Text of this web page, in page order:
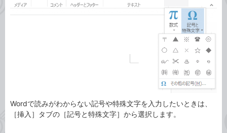
Wordで読みがわからない記号や特殊文字を入力したいときは、
［挿入］タブの［記号と特殊文字］から選択します。